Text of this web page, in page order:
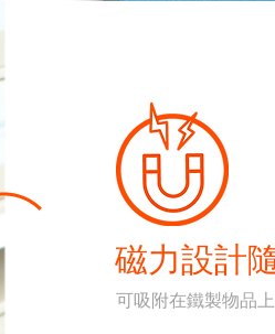
磁力設計
可吸附在鐵製物品上